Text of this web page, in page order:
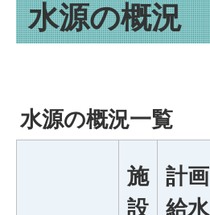
水源の概況
水源の概況一覧
施
設
計画
給水